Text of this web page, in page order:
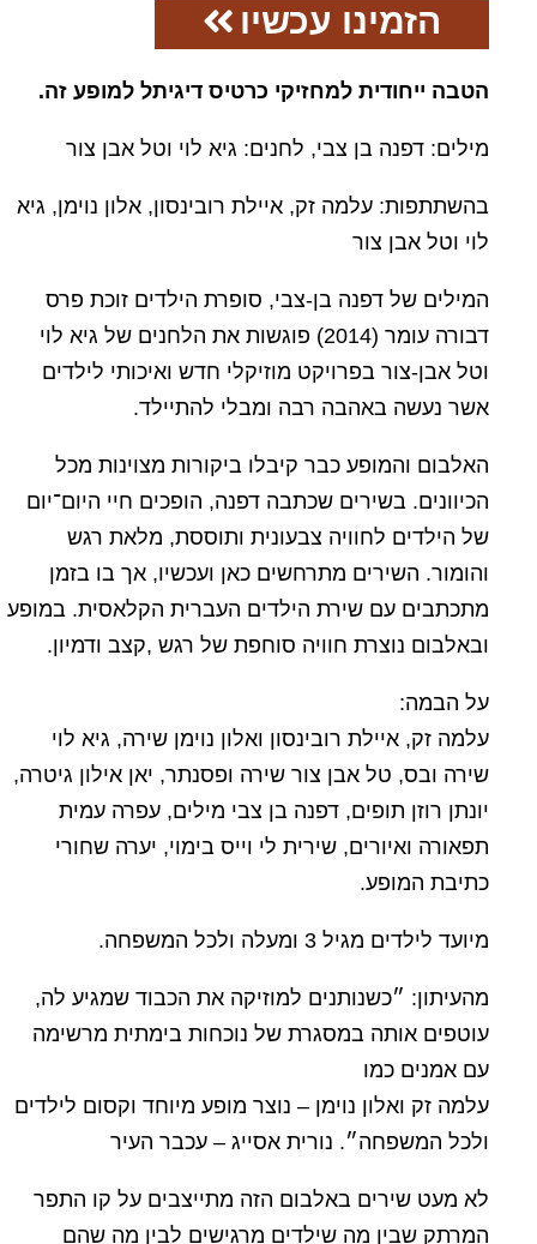
הזמינו עכשיו
הטבה ייחודית למחזיקי כרטיס דיגיתל למופע זה.
מילים: דפנה בן צבי, לחנים: גיא לוי וטל אבן צור
בהשתתפות: עלמה זק, איילת רובינסון, אלון נוימן, גיא
לוי וטל אבן צור
המילים של דפנה בן-צבי, סופרת הילדים זוכת פרס
דבורה עומר (2014) פוגשות את הלחנים של גיא לוי
וטל אבן-צור בפרויקט מוזיקלי חדש ואיכותי לילדים
אשר נעשה באהבה רבה ומבלי להתיילד.
האלבום והמופע כבר קיבלו ביקורות מצוינות מכל
הכיוונים. בשירים שכתבה דפנה, הופכים חיי היום־יום
של הילדים לחוויה צבעונית ותוססת, מלאת רגש
והומור. השירים מתרחשים כאן ועכשיו, אך בו בזמן
מתכתבים עם שירת הילדים העברית הקלאסית. במופע
ובאלבום נוצרת חוויה סוחפת של רגש ,קצב ודמיון.
על הבמה:
עלמה זק, איילת רובינסון ואלון נוימן שירה, גיא לוי
שירה ובס, טל אבן צור שירה ופסנתר, יאן אילון גיטרה,
יונתן רוזן תופים, דפנה בן צבי מילים, עפרה עמית
תפאורה ואיורים, שירית לי וייס בימוי, יערה שחורי
כתיבת המופע.
מיועד לילדים מגיל 3 ומעלה ולכל המשפחה.
מהעיתון: ״כשנותנים למוזיקה את הכבוד שמגיע לה,
עוטפים אותה במסגרת של נוכחות בימתית מרשימה
עם אמנים כמו
עלמה זק ואלון נוימן – נוצר מופע מיוחד וקסום לילדים
ולכל המשפחה״. נורית אסייג – עכבר העיר
לא מעט שירים באלבום הזה מתייצבים על קו התפר
המרתק שבין מה שילדים מרגישים לבין מה שהם